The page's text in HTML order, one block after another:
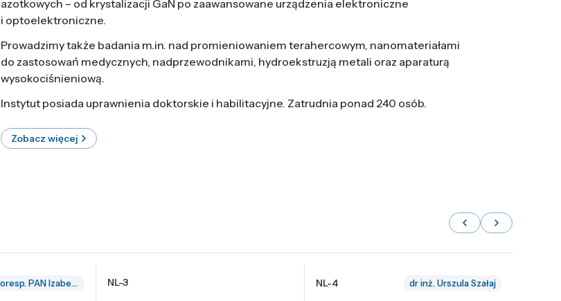
azotkowych – od krystalizacji GaN po zaawansowane urządzenia elektroniczne
i optoelektroniczne.
Prowadzimy także badania m.in. nad promieniowaniem terahercowym, nanomateriałami
do zastosowań medycznych, nadprzewodnikami, hydroekstruzją metali oraz aparaturą
wysokociśnieniową.
Instytut posiada uprawnienia doktorskie i habilitacyjne. Zatrudnia ponad 240 osób.
Zobacz więcej
prof. dr hab., czł. koresp. PAN Izabella Grzegory NL-3 NL-4 dr inż. Urszula Szałaj